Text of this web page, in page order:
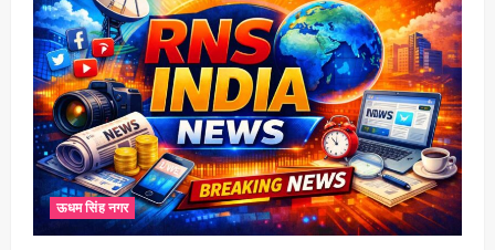
ऊधम सिंह नगर